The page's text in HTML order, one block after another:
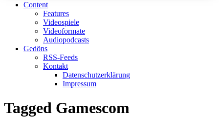
Content
Features
Videospiele
Videoformate
Audiopodcasts
Gedöns
RSS-Feeds
Kontakt
Datenschutzerklärung
Impressum
Tagged Gamescom